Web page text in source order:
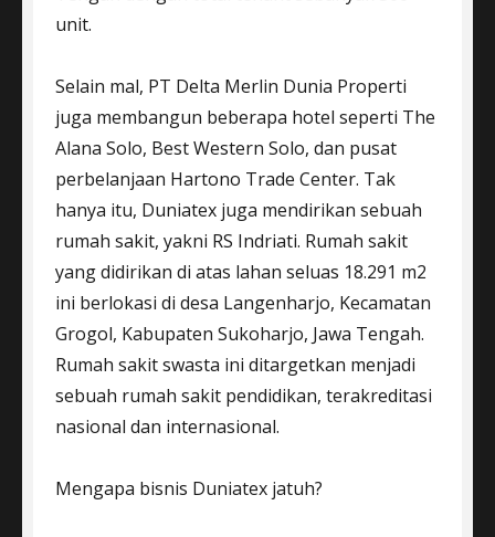
unit.
Selain mal, PT Delta Merlin Dunia Properti
juga membangun beberapa hotel seperti The
Alana Solo, Best Western Solo, dan pusat
perbelanjaan Hartono Trade Center. Tak
hanya itu, Duniatex juga mendirikan sebuah
rumah sakit, yakni RS Indriati. Rumah sakit
yang didirikan di atas lahan seluas 18.291 m2
ini berlokasi di desa Langenharjo, Kecamatan
Grogol, Kabupaten Sukoharjo, Jawa Tengah.
Rumah sakit swasta ini ditargetkan menjadi
sebuah rumah sakit pendidikan, terakreditasi
nasional dan internasional.
Mengapa bisnis Duniatex jatuh?